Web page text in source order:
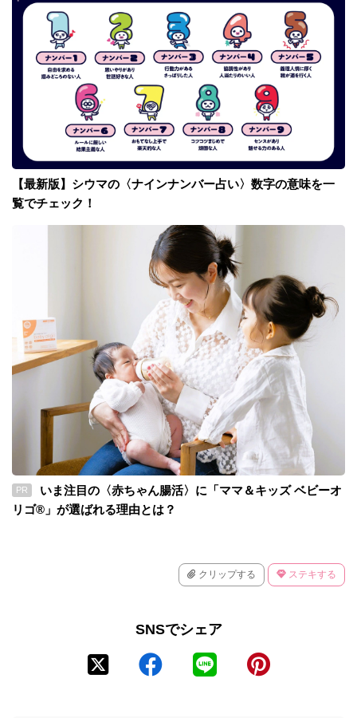
【最新版】シウマの〈ナインナンバー占い〉数字の意味を一
覧でチェック！
PR
いま注目の〈赤ちゃん腸活〉に「ママ＆キッズ ベビーオ
リゴ®」が選ばれる理由とは？
クリップする ステキする
SNSでシェア